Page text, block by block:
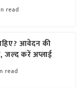
read
आवेदन की
जल्द करें अप्लाई
read